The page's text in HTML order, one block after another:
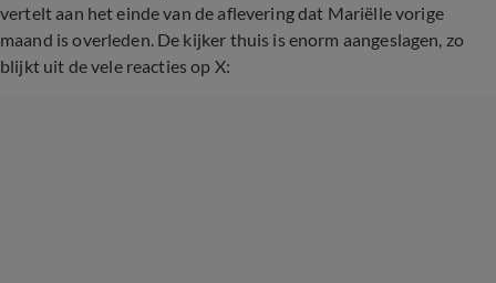
vertelt aan het einde van de aflevering dat Mariëlle vorige
maand is overleden. De kijker thuis is enorm aangeslagen, zo
blijkt uit de vele reacties op X: